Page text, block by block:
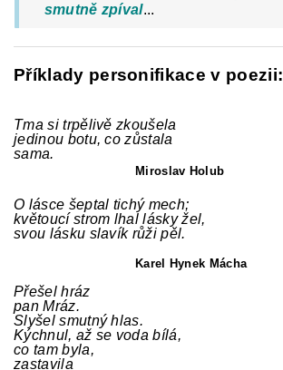
smutně zpíval...
Příklady personifikace v poezii:
Tma si trpělivě zkoušela
jedinou botu, co zůstala
sama.
Miroslav Holub
O lásce šeptal tichý mech;
květoucí strom lhal lásky žel,
svou lásku slavík růži pěl.
Karel Hynek Mácha
Přešel hráz
pan Mráz.
Slyšel smutný hlas.
Kýchnul, až se voda bílá,
co tam byla,
zastavila